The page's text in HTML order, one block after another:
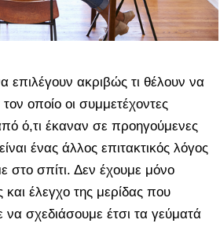
επιλέγουν ακριβώς τι θέλουν να
οποίο οι συμμετέχοντες
ό,τι έκαναν σε προηγούμενες
ένας άλλος επιτακτικός λόγος
στο σπίτι. Δεν έχουμε μόνο
και έλεγχο της μερίδας που
σχεδιάσουμε έτσι τα γεύματά